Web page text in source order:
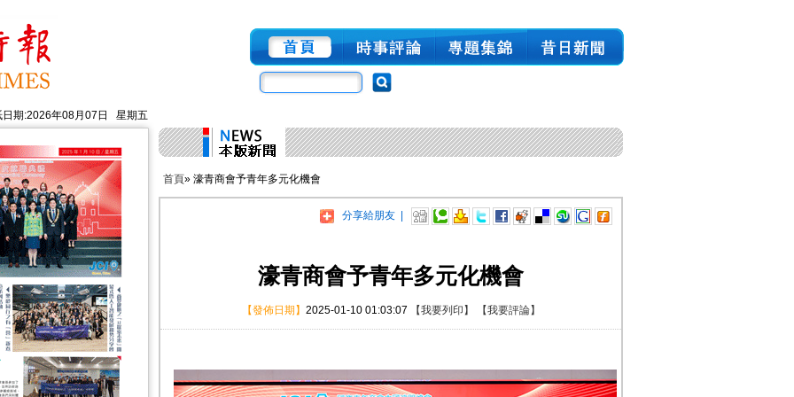
日期:2026年08月07日 星期五
首頁» 濠青商會予青年多元化機會
分享給朋友 |
濠青商會予青年多元化機會
【發佈日期】 2025-01-10 01:03:07 【我要列印】 【我要評論】